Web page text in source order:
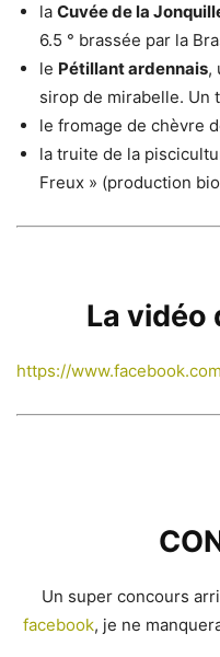
la Cuvée de la
6.5 ° brassée par la
le Pétillant ardennais,
sirop de mirabelle. Un
le fromage de chèvre
la truite de la
Freux » (production
La vidéo
https://
Un super concours
facebook, je ne